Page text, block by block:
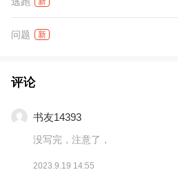
问题 新
评论
书友14393
没写完，注意了，
2023.9.19 14:55